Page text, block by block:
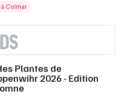
Colmar
Plantes de
2026 - Edition